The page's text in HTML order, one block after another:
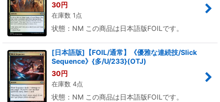
30円
在庫数 1点
状態：NM この商品は日本語版FOILです。
[日本語版]【FOIL/通常】《優雅な連続技/Slick
Sequence》{多/U/233}(OTJ)
30円
在庫数 4点
状態：NM この商品は日本語版FOILです。